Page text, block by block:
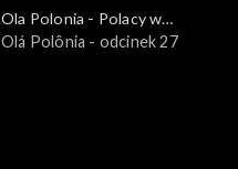
Ola Polonia - Polacy w
Brazylii i Ameryce
Olá Polônia - odcinek 27